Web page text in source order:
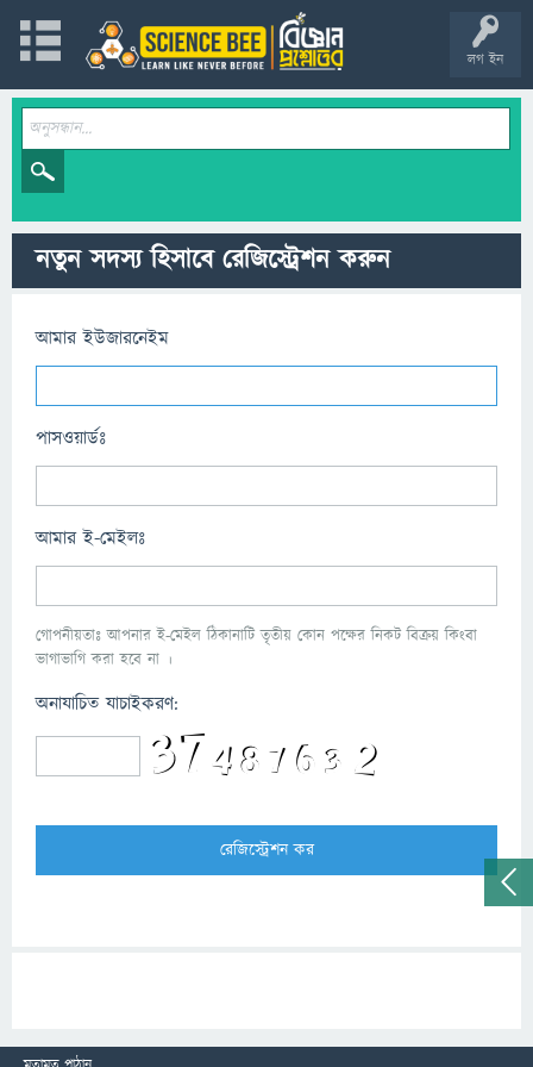
লগ ইন
নতুন সদস্য হিসাবে রেজিস্ট্রেশন করুন
আমার ইউজারনেইম
পাসওয়ার্ডঃ
আমার ই-মেইলঃ
গোপনীয়তাঃ আপনার ই-মেইল ঠিকানাটি তৃতীয় কোন পক্ষের নিকট বিক্রয় কিংবা
ভাগাভাগি করা হবে না ।
অনাযাচিত যাচাইকরণ: